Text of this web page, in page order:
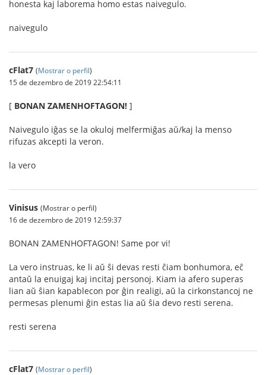
honesta kaj laborema homo estas naivegulo.
naivegulo
cFlat7 (Mostrar o perfil)
15 de dezembro de 2019 22:54:11
[ BONAN ZAMENHOFTAGON! ]
Naivegulo iĝas se la okuloj melfermiĝas aŭ/kaj la menso
rifuzas akcepti la veron.
la vero
Vinisus (Mostrar o perfil)
16 de dezembro de 2019 12:59:37
BONAN ZAMENHOFTAGON! Same por vi!
La vero instruas, ke li aŭ ŝi devas resti ĉiam bonhumora, eĉ
antaŭ la enuigaj kaj incitaj personoj. Kiam ia afero superas
lian aŭ ŝian kapablecon por ĝin realigi, aŭ la cirkonstancoj ne
permesas plenumi ĝin estas lia aŭ ŝia devo resti serena.
resti serena
cFlat7 (Mostrar o perfil)